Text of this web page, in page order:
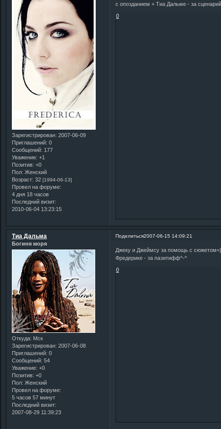
Зарегистрирован: 2007-06-09
Приглашений: 0
Сообщений: 177
Уважение: +1
Позитив: +0
Пол: Женский
Возраст: 32 [1994-06-13]
Провел на форуме:
4 дня 18 часов
Последний визит:
2010-06-04 13:23:15
с опозданием + Тиа Дальме - за
0
Поделиться2007-06-15 14:09:21
Тиа Дальма
Богиня моря
Откуда: Мск
Зарегистрирован: 2007-06-08
Приглашений: 0
Сообщений: 54
Уважение: +0
Позитив: +0
Пол: Женский
Провел на форуме:
5 часов 57 минут
Последний визит:
2007-08-29 11:39:23
Джеку и Джеймсу за помощь с
Фредерике - за пазитифф^-^
0